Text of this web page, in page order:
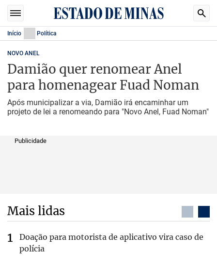
Início Política
NOVO ANEL
Damião quer renomear Anel
para homenagear Fuad Noman
Após municipalizar a via, Damião irá encaminhar um
projeto de lei a renomeando para "Novo Anel, Fuad Noman"
Publicidade
Mais lidas
Doação para motorista de aplicativo vira caso de
polícia